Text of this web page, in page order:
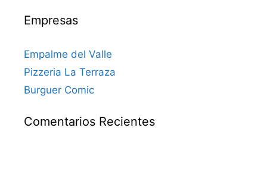
Empresas
Empalme del Valle
Pizzeria La Terraza
Burguer Comic
Comentarios Recientes